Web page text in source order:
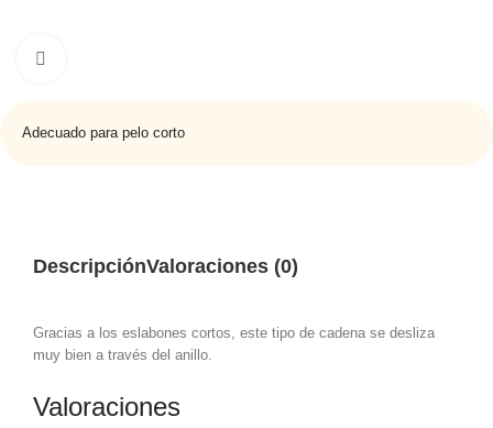
Adecuado para pelo corto
DescripciónValoraciones (0)
Gracias a los eslabones cortos, este tipo de cadena se desliza
muy bien a través del anillo.
Valoraciones